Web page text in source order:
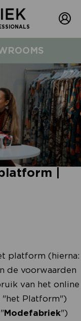
|
platform (hierna:
de voorwaarden
van het online
"het Platform")
Modefabriek")